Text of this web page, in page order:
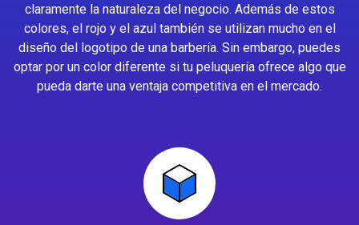
claramente la naturaleza del negocio. Además de estos
colores, el rojo y el azul también se utilizan mucho en el
diseño del logotipo de una barbería. Sin embargo, puedes
optar por un color diferente si tu peluquería ofrece algo que
pueda darte una ventaja competitiva en el mercado.